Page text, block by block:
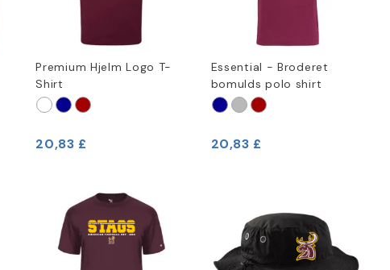
Premium Hjelm Logo T-
Shirt
20,83 £
Essential - Broderet
bomulds polo shirt
20,83 £